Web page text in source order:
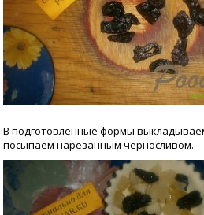
В подготовленные формы
посыпаем нарезанным черносливом.